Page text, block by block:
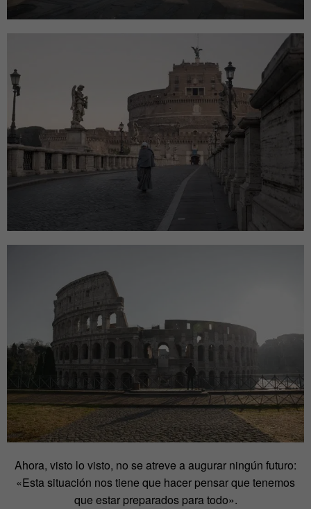
Ahora, visto lo visto, no se atreve a augurar ningún futuro:
«Esta situación nos tiene que hacer pensar que tenemos
que estar preparados para todo».